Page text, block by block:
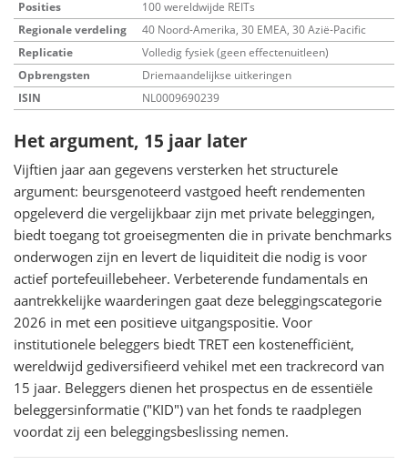
Posities
100 wereldwijde REITs
Regionale verdeling
40 Noord-Amerika, 30 EMEA, 30 Azië-Pacific
Replicatie
Volledig fysiek (geen effectenuitleen)
Opbrengsten
Driemaandelijkse uitkeringen
ISIN
NL0009690239
Het argument, 15 jaar later
Vijftien jaar aan gegevens versterken het structurele
argument: beursgenoteerd vastgoed heeft rendementen
opgeleverd die vergelijkbaar zijn met private beleggingen,
biedt toegang tot groeisegmenten die in private benchmarks
onderwogen zijn en levert de liquiditeit die nodig is voor
actief portefeuillebeheer. Verbeterende fundamentals en
aantrekkelijke waarderingen gaat deze beleggingscategorie
2026 in met een positieve uitgangspositie. Voor
institutionele beleggers biedt TRET een kostenefficiënt,
wereldwijd gediversifieerd vehikel met een trackrecord van
15 jaar. Beleggers dienen het prospectus en de essentiële
beleggersinformatie ("KID") van het fonds te raadplegen
voordat zij een beleggingsbeslissing nemen.